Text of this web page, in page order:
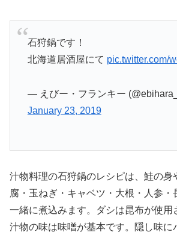
石狩鍋です！
北海道居酒屋にて pic.twitter.com/
— えびー・フランキー
January 23, 2019
汁物料理の石狩鍋のレシピは、鮭の身
腐・玉ねぎ・キャベツ・大根・人参・
一緒に煮込みます。ダシは昆布が使用
汁物の味は味噌が基本です。隠し味に